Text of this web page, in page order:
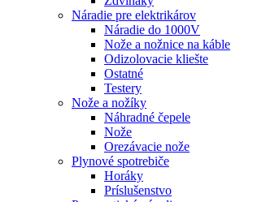
Náradie pre elektrikárov
Náradie do 1000V
Nože a nožnice na káble
Odizolovacie kliešte
Ostatné
Testery
Nože a nožíky
Náhradné čepele
Nože
Orezávacie nože
Plynové spotrebiče
Horáky
Príslušenstvo